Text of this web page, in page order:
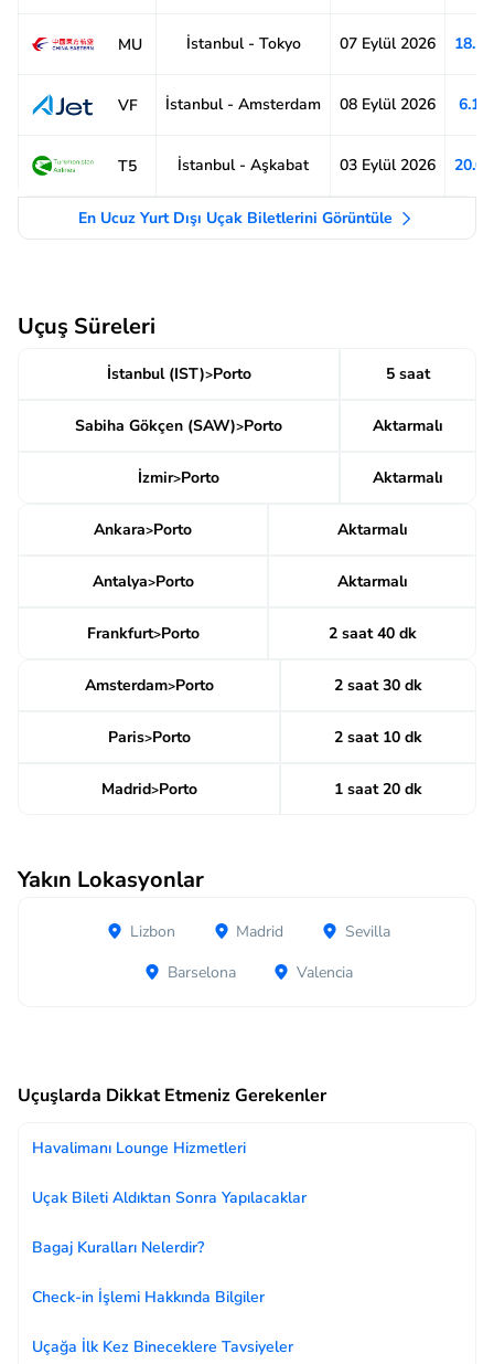
MU İstanbul - Tokyo 07 Eylül 2026
VF İstanbul - Amsterdam 08 Eylül 2026
T5 İstanbul - Aşkabat 03 Eylül 2026
En Ucuz Yurt Dışı Uçak Biletlerini Görüntüle
Uçuş Süreleri
İstanbul (IST)>Porto 5 saat
Sabiha Gökçen (SAW)>Porto Aktarmalı
İzmir>Porto Aktarmalı
Ankara>Porto Aktarmalı
Antalya>Porto Aktarmalı
Frankfurt>Porto 2 saat 40 dk
Amsterdam>Porto 2 saat 30 dk
Paris>Porto 2 saat 10 dk
Madrid>Porto 1 saat 20 dk
Yakın Lokasyonlar
Lizbon Madrid
Sevilla
Barselona
Valencia
Uçuşlarda Dikkat Etmeniz Gerekenler
Havalimanı Lounge Hizmetleri
Uçak Bileti Aldıktan Sonra Yapılacaklar
Bagaj Kuralları Nelerdir?
Check-in İşlemi Hakkında Bilgiler
Uçağa İlk Kez Bineceklere Tavsiyeler